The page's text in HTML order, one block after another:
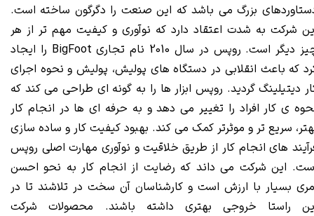
بزرگ می باشد که این صنعت را دگرگون ساخته است.
شرکت به شدت اعتقاد دارد که نوآوری و کیفیت مهم تر از هر
چیز دیگر است. روپس در سال 2010 نام تجاری BigFoot را ایجاد
که باعث انقلابی در دستگاه های پولیش، پولیش و نحوه اجرای
دیتیلینگ گردید. روپس ابزار ها را به گونه ای طراحی می کند که
ی کار افراد را تغییر می دهد و به حرفه ای ها در انجام کار
سریع تر و موثرتر کمک می کند. بهبود کیفیت کار و ساده سازی
های انجام کار از طریق خلاقیت و نوآوری مهارت اصلی روپس
این شرکت می داند که رضایت از انجام کار به نحو احسن
بسیار با ارزش است و کارشناسان آن سخت در تلاشند تا در
راستا خروجی بهتری داشته باشند. محصولات شرکت